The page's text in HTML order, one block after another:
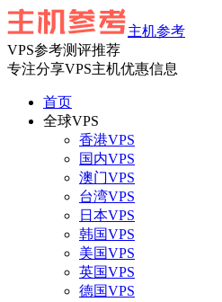
主机参考
VPS参考测评推荐
专注分享VPS主机优惠信息
首页
全球VPS
香港VPS
国内VPS
澳门VPS
台湾VPS
日本VPS
韩国VPS
美国VPS
英国VPS
德国VPS